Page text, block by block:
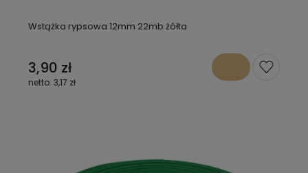
Wstążka rypsowa 12mm 22mb żółta
3,90 zł
3,17 zł